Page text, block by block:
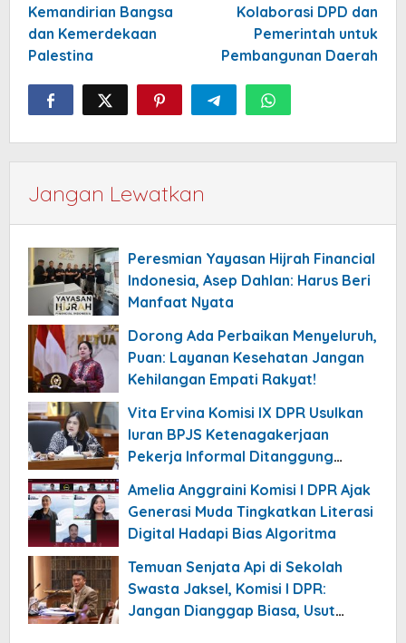
Kemandirian Bangsa
dan Kemerdekaan
Palestina
Kolaborasi DPD dan
Pemerintah untuk
Pembangunan Daerah
Jangan Lewatkan
Peresmian Yayasan Hijrah Financial
Indonesia, Asep Dahlan: Harus Beri
Manfaat Nyata
Dorong Ada Perbaikan Menyeluruh,
Puan: Layanan Kesehatan Jangan
Kehilangan Empati Rakyat!
Vita Ervina Komisi IX DPR Usulkan
Iuran BPJS Ketenagakerjaan
Pekerja Informal Ditanggung
Amelia Anggraini Komisi I DPR Ajak
Generasi Muda Tingkatkan Literasi
Digital Hadapi Bias Algoritma
Temuan Senjata Api di Sekolah
Swasta Jaksel, Komisi I DPR:
Jangan Dianggap Biasa, Usut